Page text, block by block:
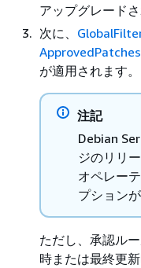
アップグレード
次に、
ApprovedPatches
が適用されます。
注記
Debian
ジのリリ
オペレー
プション
ただし、承認ル
時または最終更